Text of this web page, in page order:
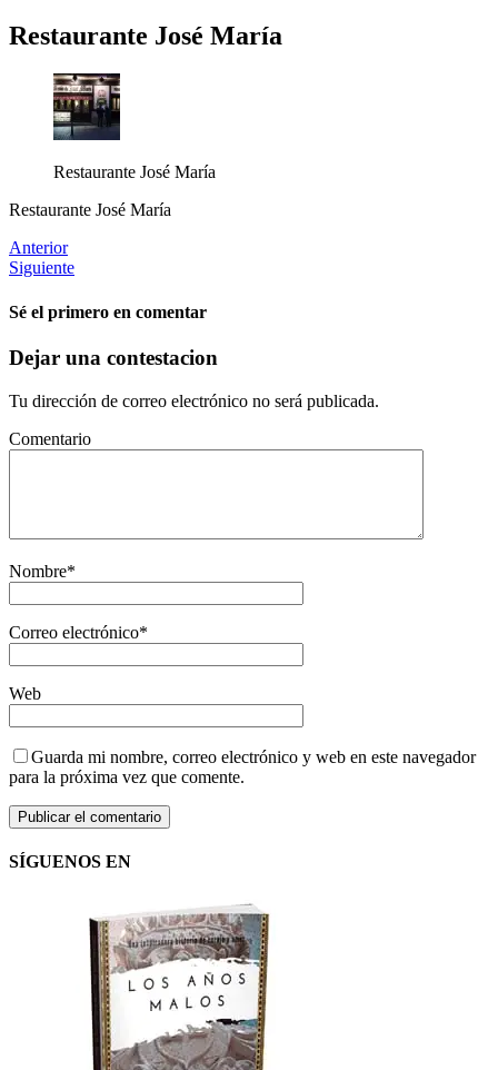
Restaurante José María
Restaurante José María
Restaurante José María
Anterior
Siguiente
Sé el primero en comentar
Dejar una contestacion
Tu dirección de correo electrónico no será publicada.
Comentario
Nombre*
Correo electrónico*
Web
Guarda mi nombre, correo electrónico y web en este navegador
para la próxima vez que comente.
SÍGUENOS EN